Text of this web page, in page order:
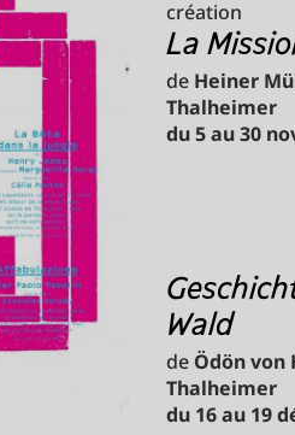
création
La
de Heiner
Thalheimer
du 5 au 30
Wald
de Ödön von
Thalheimer
du 16 au 19